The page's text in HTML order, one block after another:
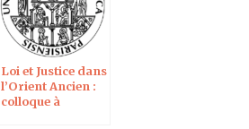
Loi et Justice dans
l’Orient Ancien :
colloque à